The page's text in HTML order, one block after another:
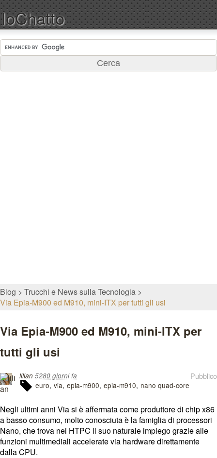
IoChatto
Blog
Trucchi e News sulla Tecnologia
Via Epia-M900 ed M910, mini-ITX per tutti gli usi
Via Epia-M900 ed M910, mini-ITX per
tutti gli usi
Pubblico
lilian 5280 giorni fa
euro via epia-m900 epia-m910 nano quad-core
Negli ultimi anni Via si è affermata come produttore di chip x86
a basso consumo, molto conosciuta è la famiglia di processori
Nano, che trova nei HTPC il suo naturale impiego grazie alle
funzioni multimediali accelerate via hardware direttamente
dalla CPU.